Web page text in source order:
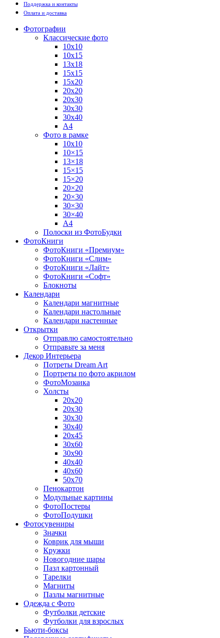
Поддержка и контакты
Оплата и доставка
Фотографии
Классические фото
10х10
10х15
13х18
15х15
15х20
20х20
20х30
30х30
30х40
А4
Фото в рамке
10х10
10×15
13×18
15×15
15×20
20×20
20×30
30×30
30×40
A4
Полоски из ФотоБудки
ФотоКниги
ФотоКниги «Премиум»
ФотоКниги «Слим»
ФотоКниги «Лайт»
ФотоКниги «Софт»
Блокноты
Календари
Календари магнитные
Календари настольные
Календари настенные
Открытки
Отправлю самостоятельно
Отправьте за меня
Декор Интерьера
Потреты Dream Art
Портреты по фото акрилом
ФотоМозаика
Холсты
20х20
20х30
30х30
30х40
20х45
30х60
30х90
40х40
40х60
50х70
Пенокартон
Модульные картины
ФотоПостеры
ФотоПодушки
Фотоcувениры
Значки
Коврик для мыши
Кружки
Новогодние шары
Пазл картонный
Тарелки
Магниты
Пазлы магнитные
Одежда с Фото
Футболки детские
Футболки для взрослых
Бьюти-боксы